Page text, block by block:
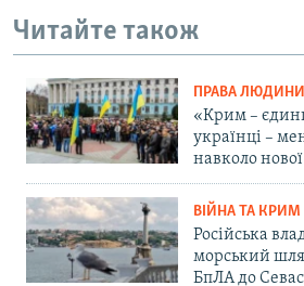
Читайте також
ПРАВА ЛЮДИНИ
«Крим –
українці –
навколо
ВІЙНА ТА КРИМ
Російська
морський
БпЛА до